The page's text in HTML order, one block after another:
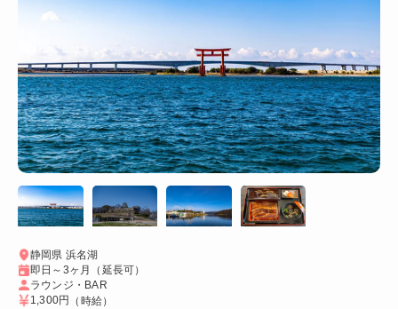
静岡県 浜名湖
即日～3ヶ月（延長可）
ラウンジ・BAR
1,300円
（時給）